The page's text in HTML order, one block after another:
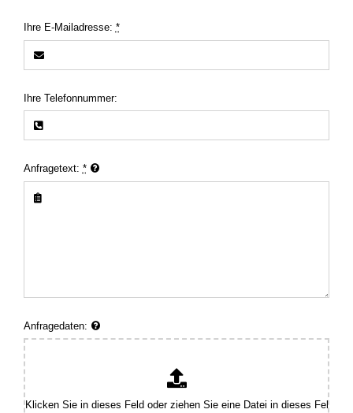
Ihre E-Mailadresse: *
Ihre Telefonnummer:
Anfragetext: *
Anfragedaten: